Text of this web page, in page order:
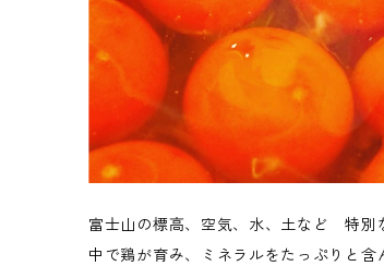
富士山の標高、空気、水、土など 特別
中で鶏が育み、ミネラルをたっぷりと含